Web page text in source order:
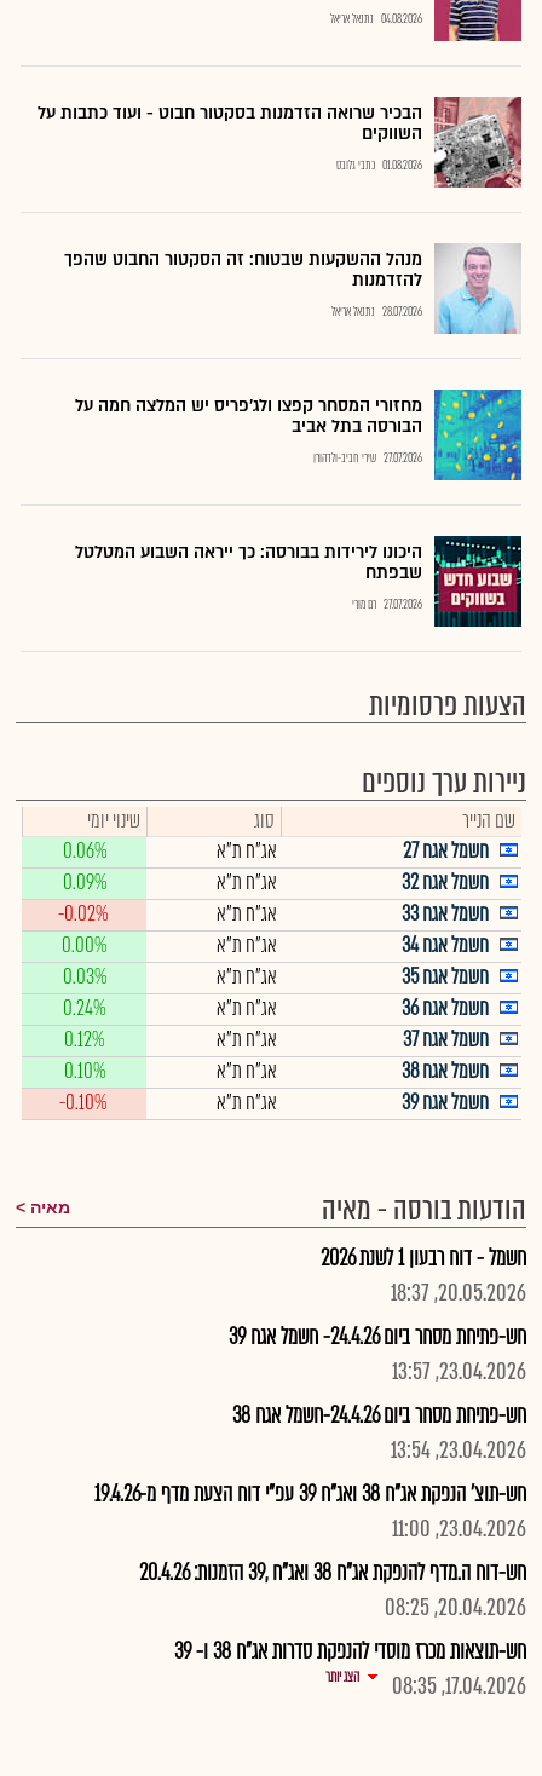
04.08.2026 נתנאל אריאל
הבכיר שרואה הזדמנות בסקטור חבוט - ועוד כתבות על
השווקים
01.08.2026 כתבי גלובס
מנהל ההשקעות שבטוח: זה הסקטור החבוט שהפך
להזדמנות
28.07.2026 נתנאל אריאל
מחזורי המסחר קפצו ולג'פריס יש המלצה חמה על
הבורסה בתל אביב
27.07.2026 שירי חביב-ולדהורן
היכונו לירידות בבורסה: כך ייראה השבוע המטלטל
שבפתח
27.07.2026 רם מורי
הצעות פרסומיות
ניירות ערך נוספים
שם הנייר סוג
שינוי יומי
חשמל אגח 27
אג"ח ת"א
0.06%
חשמל אגח 32
אג"ח ת"א
0.09%
חשמל אגח 33
אג"ח ת"א
-0.02%
חשמל אגח 34
אג"ח ת"א
0.00%
חשמל אגח 35
אג"ח ת"א
0.03%
חשמל אגח 36
אג"ח ת"א
0.24%
חשמל אגח 37
אג"ח ת"א
0.12%
חשמל אגח 38
אג"ח ת"א
0.10%
חשמל אגח 39
אג"ח ת"א -0.10%
הודעות בורסה - מאיה מאיה
חשמל - דוח רבעון 1 לשנת 2026
20.05.2026, 18:37
חש-פתיחת מסחר ביום 24.4.26- חשמל אגח 39
23.04.2026, 13:57
חש-פתיחת מסחר ביום 24.4.26-חשמל אגח 38
23.04.2026, 13:54
חש-תוצ' הנפקת אג"ח 38 ואג"ח 39 עפ"י דוח הצעת מדף מ-19.4.26
23.04.2026, 11:00
חש-דוח ה.מדף להנפקת אג"ח 38 ואג"ח ,39 הזמנות: 20.4.26
20.04.2026, 08:25
חש-תוצאות מכרז מוסדי להנפקת סדרות אג"ח 38 ו- 39
17.04.2026, 08:35
הצג יותר